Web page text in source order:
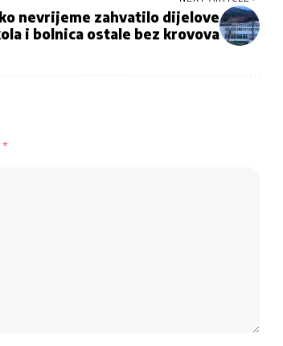
nevrijeme zahvatilo dijelove
i bolnica ostale bez krovova
*